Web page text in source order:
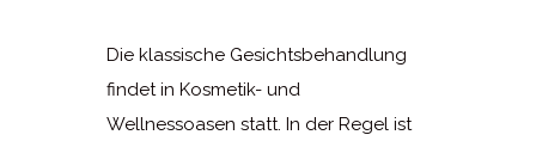
Die klassische Gesichtsbehandlung
findet in Kosmetik- und
Wellnessoasen statt. In der Regel ist